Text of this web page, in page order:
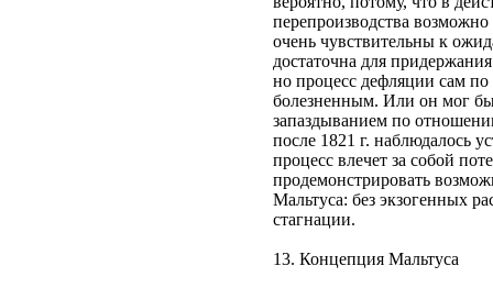
перепроизводства
очень чувствительны к
достаточна для
но процесс дефляции сам по
болезненным. Или он мог бы
запаздыванием по
после 1821 г. наблюдалось
процесс влечет за собой
продемонстрировать
Мальтуса: без экзогенных
стагнации.
13. Концепция Мальтуса